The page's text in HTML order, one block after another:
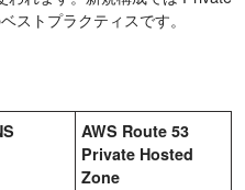
ストプラクティスです。
AWS Route 53
Private Hosted
Zone